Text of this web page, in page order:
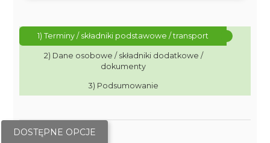
1) Terminy / składniki podstawowe / transport
2) Dane osobowe / składniki dodatkowe /
dokumenty
3) Podsumowanie
DOSTĘPNE OPCJE